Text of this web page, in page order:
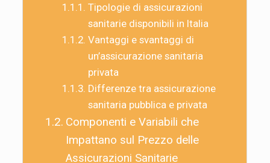
Tipologie di assicurazioni
sanitarie disponibili in Italia
Vantaggi e svantaggi di
un’assicurazione sanitaria
privata
Differenze tra assicurazione
sanitaria pubblica e privata
Componenti e Variabili che
Impattano sul Prezzo delle
Assicurazioni Sanitarie